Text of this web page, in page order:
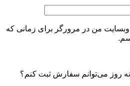
وبسایت من در مرورگر برای زمانی که
روز می‌توانم سفارش ثبت کنم؟